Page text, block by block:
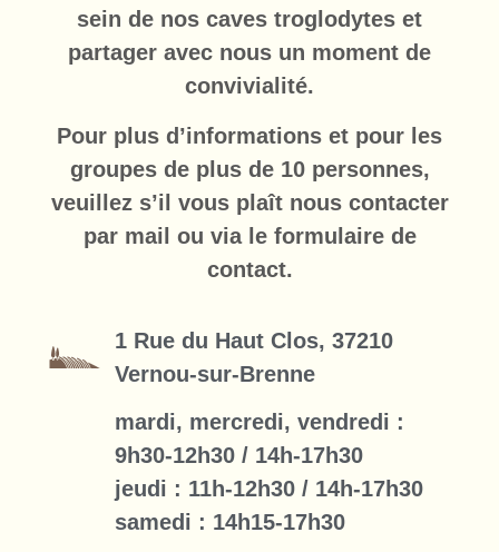
sein de nos caves troglodytes et
partager avec nous un moment de
convivialité.
Pour plus d’informations et pour les
groupes de plus de 10 personnes,
veuillez s’il vous plaît nous contacter
par mail ou via le formulaire de
contact.
1 Rue du Haut Clos, 37210
Vernou-sur-Brenne
mardi, mercredi, vendredi :
9h30-12h30 / 14h-17h30
jeudi : 11h-12h30 / 14h-17h30
samedi : 14h15-17h30